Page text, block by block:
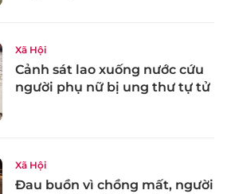
Xã Hội
Cảnh sát lao xuống nước cứu
người phụ nữ bị ung thư tự tử
Xã Hội
Đau buồn vì chồng mất, người